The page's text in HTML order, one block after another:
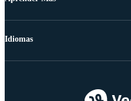
Idiomas